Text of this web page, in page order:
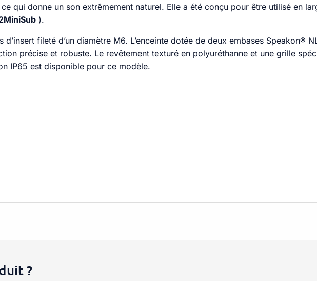
qui donne un son extrêmement naturel. Elle a été conçu pour être utilisé en
).
d’insert fileté d’un diamètre M6. L’enceinte dotée de deux embases Speakon®
précise et robuste. Le revêtement texturé en polyuréthanne et une grille
IP65 est disponible pour ce modèle.
?